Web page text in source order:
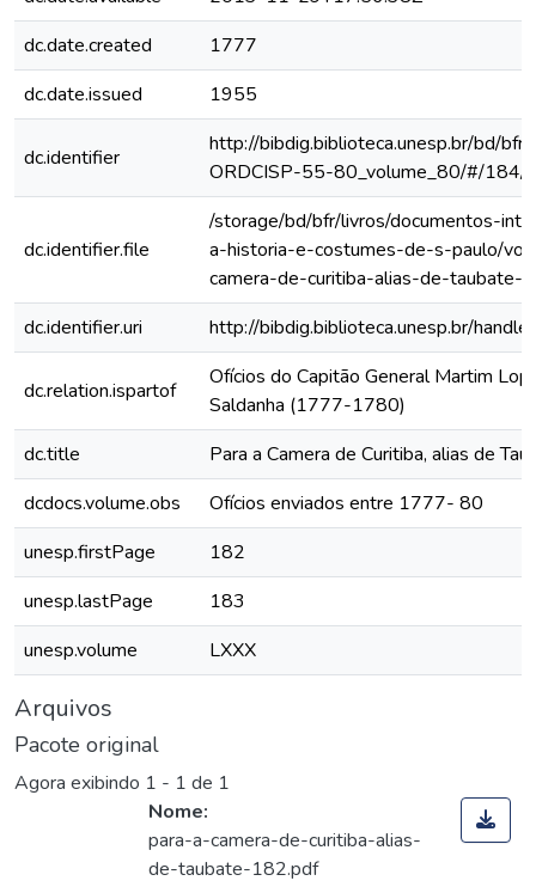
dc.date.created
1777
dc.date.issued
1955
dc.identifier
http://bibdig.biblioteca.unesp.br/bd/
ORDCISP-55-80_volume_80/#/184/
dc.identifier.file
/storage/bd/bfr/livros/documentos-
a-historia-e-costumes-de-s-paulo/
camera-de-curitiba-alias-de-taubate-
dc.identifier.uri
http://bibdig.biblioteca.unesp.br/
dc.relation.ispartof
Ofícios do Capitão General Martim
Saldanha (1777-1780)
dc.title
Para a Camera de Curitiba, alias de
dcdocs.volume.obs
Ofícios enviados entre 1777- 80
unesp.firstPage
182
unesp.lastPage
183
unesp.volume
LXXX
Arquivos
Pacote original
Agora exibindo 1 - 1 de 1
Nome:
para-a-camera-de-curitiba-alias-
de-taubate-182.pdf